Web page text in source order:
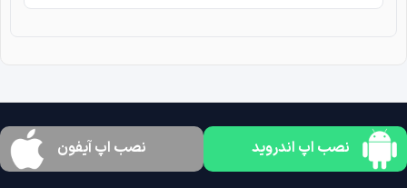
نصب اپ اندروید نصب اپ آیفون